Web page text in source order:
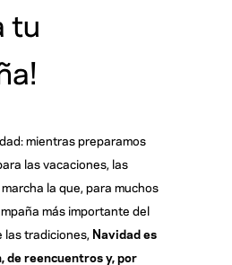
tu
mientras preparamos
las vacaciones, las
la que, para muchos
más importante del
las tradiciones, Navidad es
de reencuentros y, por